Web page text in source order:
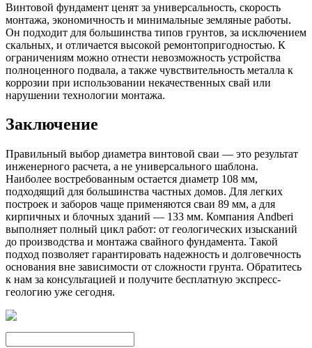
Винтовой фундамент ценят за универсальность, скорость
монтажа, экономичность и минимальные земляные работы.
Он подходит для большинства типов грунтов, за исключением
скальных, и отличается высокой ремонтопригодностью. К
ограничениям можно отнести невозможность устройства
полноценного подвала, а также чувствительность металла к
коррозии при использовании некачественных свай или
нарушении технологии монтажа.
Заключение
Правильный выбор диаметра винтовой сваи — это результат
инженерного расчета, а не универсального шаблона.
Наиболее востребованным остается диаметр 108 мм,
подходящий для большинства частных домов. Для легких
построек и заборов чаще применяются сваи 89 мм, а для
кирпичных и блочных зданий — 133 мм. Компания Andberi
выполняет полный цикл работ: от геологических изысканий
до производства и монтажа свайного фундамента. Такой
подход позволяет гарантировать надежность и долговечность
основания вне зависимости от сложности грунта. Обратитесь
к нам за консультацией и получите бесплатную экспресс-
геологию уже сегодня.